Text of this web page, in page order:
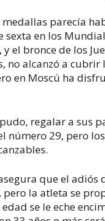
medallas parecía
sexta en los
el bronce de los
no alcanzó a cubrir
en Moscú ha
regalar a sus
número 29, pero
que el adiós
pero la atleta se
se le eche